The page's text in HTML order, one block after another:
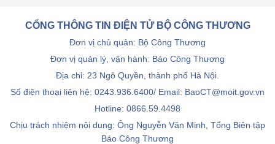
CỔNG THÔNG TIN ĐIỆN TỬ BỘ CÔNG THƯƠNG
Đơn vị chủ quản: Bộ Công Thương
Đơn vị quản lý, vận hành: Báo Công Thương
Địa chỉ: 23 Ngô Quyền, thành phố Hà Nội.
Số điện thoại liên hệ: 0243.936.6400/ Email: BaoCT@moit.gov.vn
Hotline: 0866.59.4498
Chịu trách nhiệm nội dung: Ông Nguyễn Văn Minh, Tổng Biên tập
Báo Công Thương